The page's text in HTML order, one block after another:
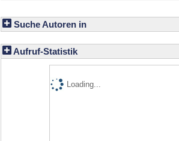
Suche Autoren in
Aufruf-Statistik
Loading...